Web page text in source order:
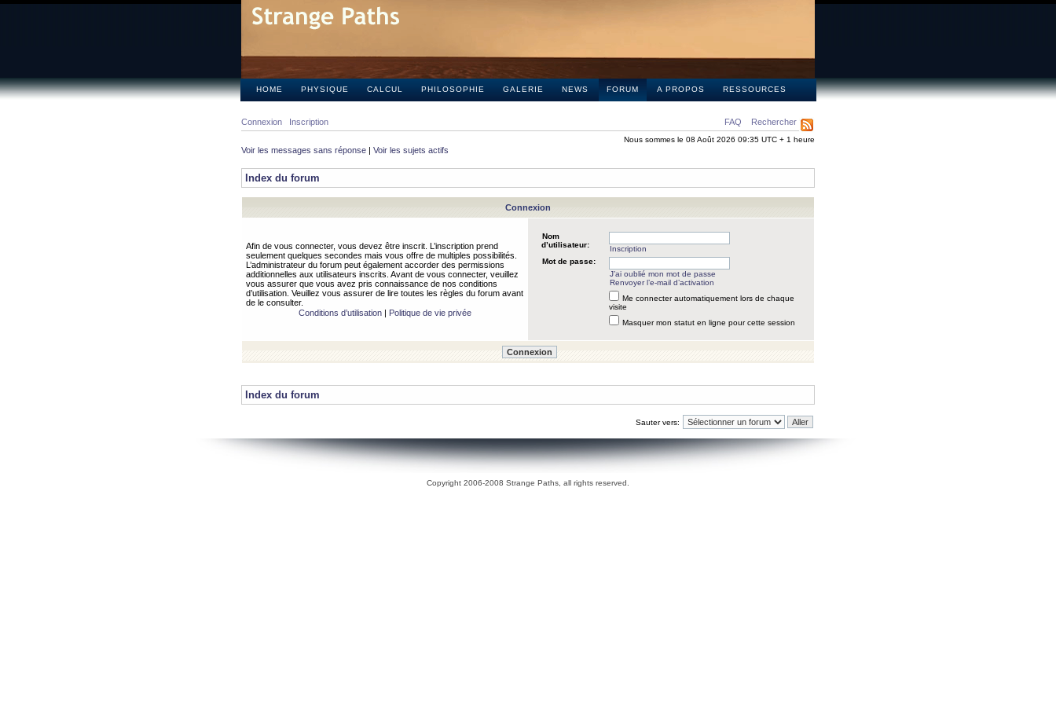
HOME PHYSIQUE CALCUL PHILOSOPHIE GALERIE NEWS FORUM A PROPOS RESSOURCES
FAQ Rechercher
Connexion Inscription
Nous sommes le 08 Août 2026 09:35 UTC + 1 heure
Voir les messages sans réponse | Voir les sujets actifs
Index du forum
Connexion
Afin de vous connecter, vous devez être inscrit. L’inscription prend
seulement quelques secondes mais vous offre de multiples possibilités.
L’administrateur du forum peut également accorder des permissions
additionnelles aux utilisateurs inscrits. Avant de vous connecter, veuillez
vous assurer que vous avez pris connaissance de nos conditions
d’utilisation. Veuillez vous assurer de lire toutes les règles du forum avant
de le consulter.
Conditions d’utilisation| Politique de vie privée
Nom
d’utilisateur:
Inscription
Mot de passe:
J’ai oublié mon mot de passe
Renvoyer l’e-mail d’activation
Me connecter automatiquement lors de chaque
visite
Masquer mon statut en ligne pour cette session
Index du forum
Sauter vers:
Copyright 2006-2008 Strange Paths, all rights reserved.